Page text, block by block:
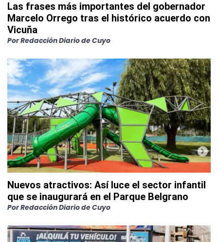
Las frases más importantes del gobernador
Marcelo Orrego tras el histórico acuerdo con
Vicuña
PorRedacción Diario de Cuyo
Nuevos atractivos: Así luce el sector infantil
que se inaugurará en el Parque Belgrano
PorRedacción Diario de Cuyo